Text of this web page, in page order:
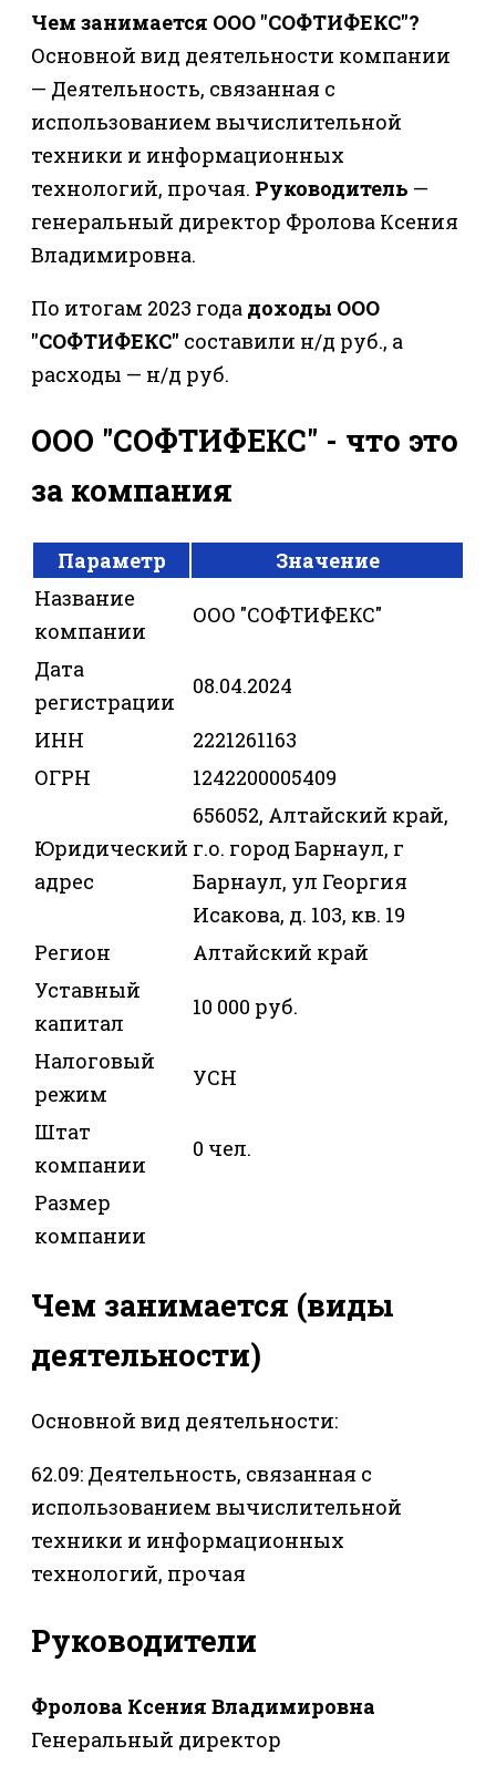
Чем занимается ООО "СОФТИФЕКС"?
Основной вид деятельности компании
— Деятельность, связанная с
использованием вычислительной
техники и информационных
технологий, прочая. Руководитель —
генеральный директор Фролова Ксения
Владимировна.
По итогам 2023 года доходы ООО
"СОФТИФЕКС" составили н/д руб., а
расходы — н/д руб.
ООО "СОФТИФЕКС" - что это
за компания
Параметр
Значение
Название
компании
ООО "СОФТИФЕКС"
Дата
регистрации
08.04.2024
ИНН
2221261163
ОГРН
1242200005409
Юридический
адрес
656052, Алтайский край,
г.о. город Барнаул, г
Барнаул, ул Георгия
Исакова, д. 103, кв. 19
Регион
Алтайский край
Уставный
капитал
10 000 руб.
Налоговый
режим
УСН
Штат
компании
0 чел.
Размер
компании
Чем занимается (виды
деятельности)
Основной вид деятельности:
62.09: Деятельность, связанная с
использованием вычислительной
техники и информационных
технологий, прочая
Руководители
Фролова Ксения Владимировна
Генеральный директор